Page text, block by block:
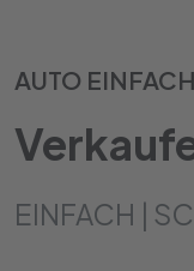
AUTO
EINFACH |